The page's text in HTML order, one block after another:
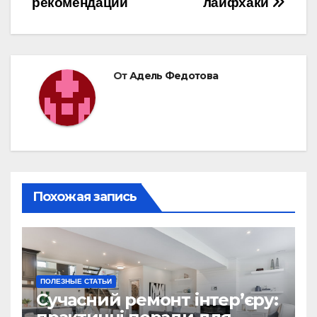
ОтАдель Федотова
Похожая запись
ПОЛЕЗНЫЕ СТАТЬИ
Сучасний ремонт інтер’єру: